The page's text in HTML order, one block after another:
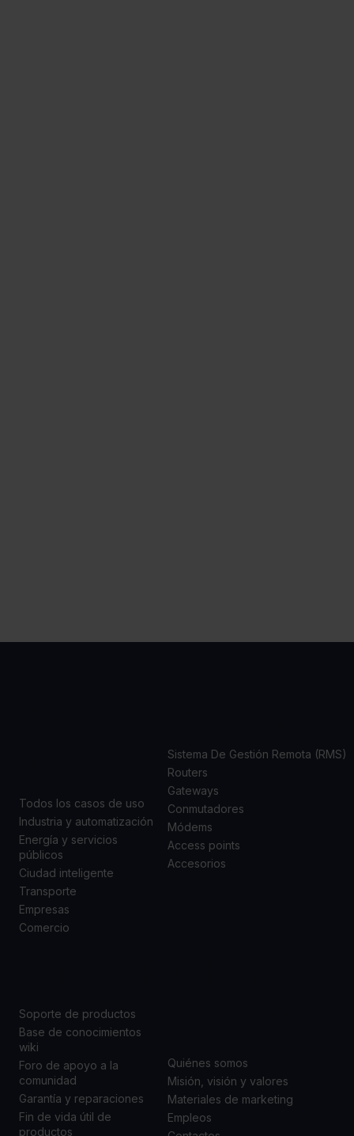
Todos los casos de uso
Industria y automatización
Energía y servicios
públicos
Ciudad inteligente
Transporte
Empresas
Comercio
Sistema De Gestión Remota (RMS)
Routers
Gateways
Conmutadores
Módems
Access points
Accesorios
Soporte de productos
Base de conocimientos
wiki
Foro de apoyo a la
comunidad
Garantía y reparaciones
Fin de vida útil de
productos
Quiénes somos
Misión, visión y valores
Materiales de marketing
Empleos